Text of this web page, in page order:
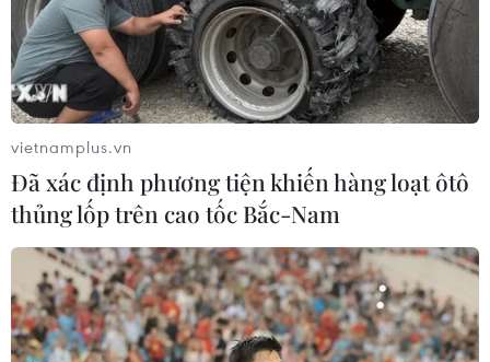
Ban hành Chương trình quốc gia về bảo vệ trẻ
em giai đoạn 2026-2030
Quy định chế độ đối với người bị tạm giữ,
người bị tạm giam
Việt Nam khẳng định vai trò của phụ nữ trong
xây dựng hòa bình bền vững
Việt Nam thúc đẩy sự tham gia của phụ nữ tại
các cơ quan pháp lý quốc tế
vietnamplus.vn
Đã xác định phương tiện khiến hàng loạt ôtô
thủng lốp trên cao tốc Bắc-Nam